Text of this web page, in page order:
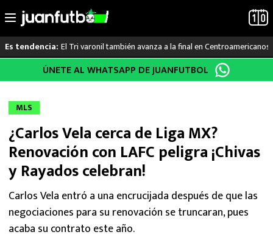
al
Es tendencia: El Tri varonil también avanza a la final en Centroamericanos
LO ÚLTIMO
LIGA MX
RAYADOS
PUMAS
ATLANTE
SELECCIÓN MEXICANA
ÚNETE AL WHATSAPP DE JUANFUTBOL
MLS
¿Carlos Vela cerca de Liga MX?
Renovación con LAFC peligra ¡Chivas
y Rayados celebran!
Carlos Vela entró a una encrucijada después de que las
negociaciones para su renovación se truncaran, pues
acaba su contrato este año.